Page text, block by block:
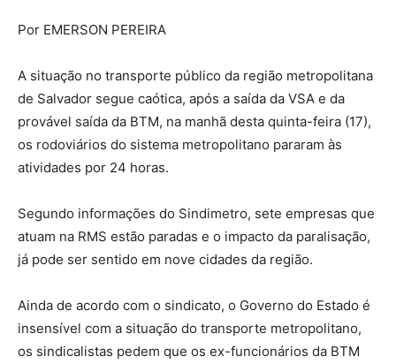
Por EMERSON PEREIRA
A situação no transporte público da região metropolitana
de Salvador segue caótica, após a saída da VSA e da
provável saída da BTM, na manhã desta quinta-feira (17),
os rodoviários do sistema metropolitano pararam às
atividades por 24 horas.
Segundo informações do Sindimetro, sete empresas que
atuam na RMS estão paradas e o impacto da paralisação,
já pode ser sentido em nove cidades da região.
Ainda de acordo com o sindicato, o Governo do Estado é
insensível com a situação do transporte metropolitano,
os sindicalistas pedem que os ex-funcionários da BTM